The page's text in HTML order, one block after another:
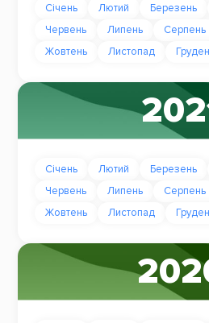
Січень Лютий Березень
Червень
Липень Серпень
Жовтень
Листопад
Січень Лютий Березень
Червень
Липень Серпень
Жовтень
Листопад